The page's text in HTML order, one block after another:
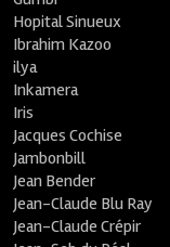
Hopital Sinueux
Ibrahim Kazoo
ilya
Inkamera
Iris
Jacques Cochise
Jambonbill
Jean Bender
Jean-Claude Blu Ray
Jean-Claude Crépir